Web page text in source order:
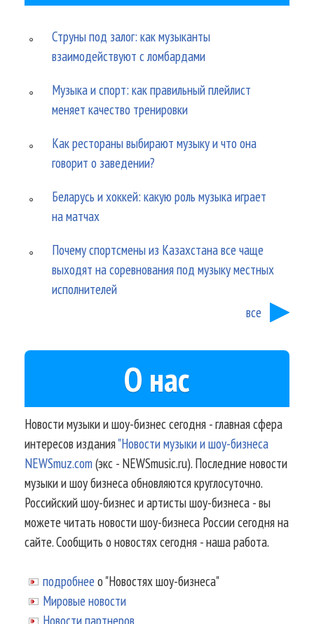
Струны под залог: как музыканты
взаимодействуют с ломбардами
Музыка и спорт: как правильный плейлист
меняет качество тренировки
Как рестораны выбирают музыку и что она
говорит о заведении?
Беларусь и хоккей: какую роль музыка играет
на матчах
Почему спортсмены из Казахстана все чаще
выходят на соревнования под музыку местных
исполнителей
все
О нас
Новости музыки и шоу-бизнес сегодня - главная сфера
интересов издания"Новости музыки и шоу-бизнеса
NEWSmuz.com(экс - NEWSmusic.ru). Последние новости
музыки и шоу бизнеса обновляются круглосуточно.
Российский шоу-бизнес и артисты шоу-бизнеса - вы
можете читать новости шоу-бизнеса России сегодня на
сайте. Сообщить о новостях сегодня - наша работа.
подробнее о "Новостях шоу-бизнеса"
Мировые новости
Новости партнеров